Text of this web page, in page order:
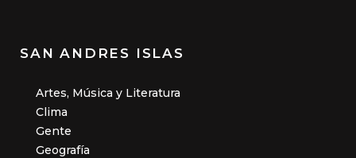
SAN ANDRES ISLAS
Artes, Música y Literatura
Clima
Gente
Geografía